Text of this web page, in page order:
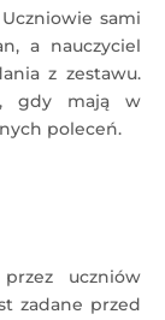
sami
a nauczyciel
z zestawu.
gdy mają w
poleceń.
uczniów
zadane przed